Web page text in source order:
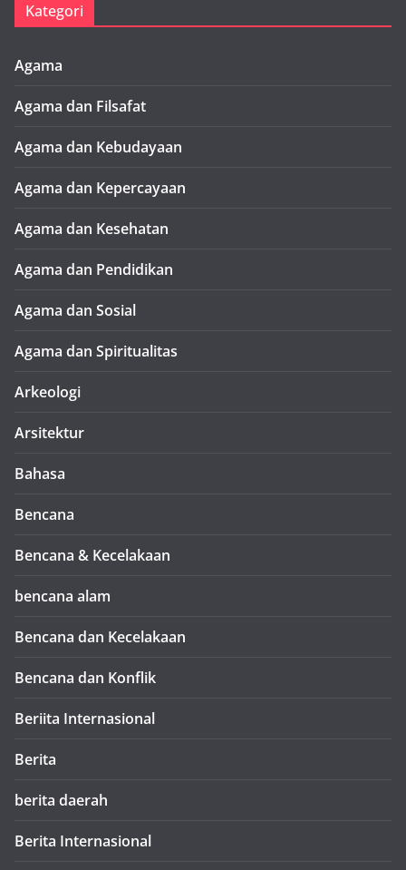
Kategori
Agama
Agama dan Filsafat
Agama dan Kebudayaan
Agama dan Kepercayaan
Agama dan Kesehatan
Agama dan Pendidikan
Agama dan Sosial
Agama dan Spiritualitas
Arkeologi
Arsitektur
Bahasa
Bencana
Bencana & Kecelakaan
bencana alam
Bencana dan Kecelakaan
Bencana dan Konflik
Beriita Internasional
Berita
berita daerah
Berita Internasional